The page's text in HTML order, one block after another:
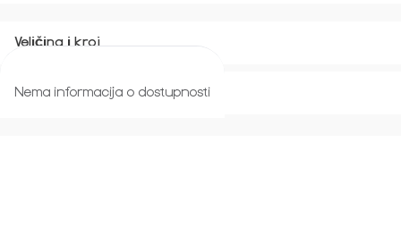
Nema informacija o dostupnosti
Veličina i kroj
Povrat i zamjena